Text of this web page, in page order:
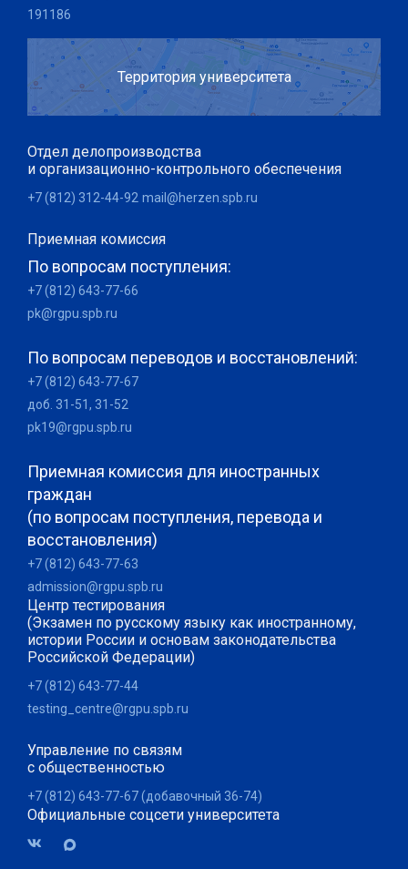
191186
Территория университета
Отдел делопроизводства
и организационно-контрольного обеспечения
+7 (812) 312-44-92 mail@herzen.spb.ru
Приемная комиссия
По вопросам поступления:
+7 (812) 643-77-66
pk@rgpu.spb.ru
По вопросам переводов и восстановлений:
+7 (812) 643-77-67
доб. 31-51, 31-52
pk19@rgpu.spb.ru
Приемная комиссия для иностранных
граждан
(по вопросам поступления, перевода и
восстановления)
+7 (812) 643-77-63
admission@rgpu.spb.ru
Центр тестирования
(Экзамен по русскому языку как иностранному,
истории России и основам законодательства
Российской Федерации)
+7 (812) 643-77-44
testing_centre@rgpu.spb.ru
Управление по связям
с общественностью
+7 (812) 643-77-67 (добавочный 36-74)
Официальные соцсети университета